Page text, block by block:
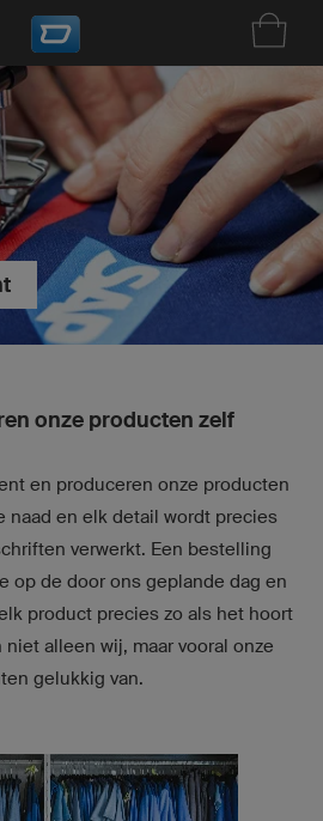
onze producten zelf
en produceren onze producten
naad en elk detail wordt precies
verwerkt. Een bestelling
op de door ons geplande dag en
product precies zo als het hoort
niet alleen wij, maar vooral onze
gelukkig van.